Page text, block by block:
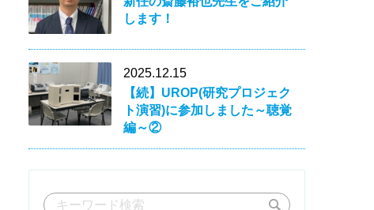
します！
2025.12.15
【続】UROP(研究プロジェク
ト演習)に参加しました～聴覚
編～②